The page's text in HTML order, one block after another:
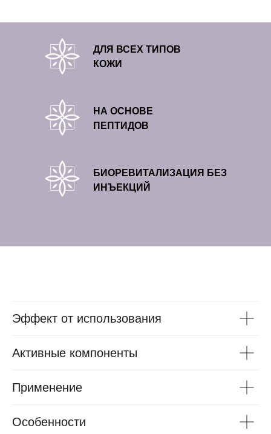
ДЛЯ ВСЕХ ТИПОВ
КОЖИ
НА ОСНОВЕ
ПЕПТИДОВ
БИОРЕВИТАЛИЗАЦИЯ БЕЗ
ИНЪЕКЦИЙ
Эффект от использования
Активные компоненты
Применение
Особенности